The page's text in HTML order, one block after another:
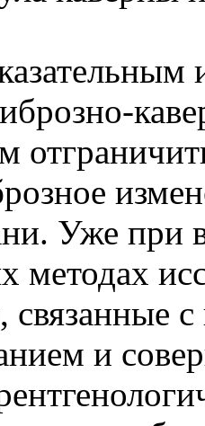
Уже при
методах
связанные
и